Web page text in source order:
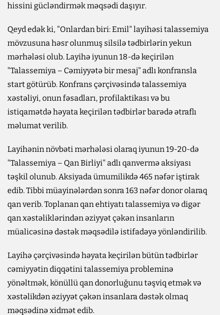
hissini gücləndirmək məqsədi daşıyır.
Qeyd edək ki, "Onlardan biri: Emil" layihəsi talassemiya
mövzusuna həsr olunmuş silsilə tədbirlərin yekun
mərhələsi olub. Layihə iyunun 18-də keçirilən
"Talassemiya – Cəmiyyətə bir mesaj" adlı konfransla
start götürüb. Konfrans çərçivəsində talassemiya
xəstəliyi, onun fəsadları, profilaktikası və bu
istiqamətdə həyata keçirilən tədbirlər barədə ətraflı
məlumat verilib.
Layihənin növbəti mərhələsi olaraq iyunun 19-20-də
"Talassemiya – Qan Birliyi" adlı qanvermə aksiyası
təşkil olunub. Aksiyada ümumilikdə 465 nəfər iştirak
edib. Tibbi müayinələrdən sonra 163 nəfər donor olaraq
qan verib. Toplanan qan ehtiyatı talassemiya və digər
qan xəstəliklərindən əziyyət çəkən insanların
müalicəsinə dəstək məqsədilə istifadəyə yönləndirilib.
Layihə çərçivəsində həyata keçirilən bütün tədbirlər
cəmiyyətin diqqətini talassemiya probleminə
yönəltmək, könüllü qan donorluğunu təşviq etmək və
xəstəlikdən əziyyət çəkən insanlara dəstək olmaq
məqsədinə xidmət edib.